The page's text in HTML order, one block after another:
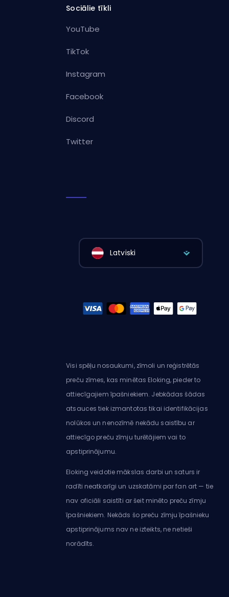
Sociālie tīkli
YouTube
TikTok
Instagram
Facebook
Discord
Twitter
Latviski
Visi spēļu nosaukumi, zīmoli un reģistrētās
preču zīmes, kas minētas Eloking, pieder to
attiecīgajiem īpašniekiem. Jebkādas šādas
atsauces tiek izmantotas tikai identifikācijas
nolūkos un nenozīmē nekādu saistību ar
attiecīgo preču zīmju turētājiem vai to
apstiprinājumu.
Eloking veidotie mākslas darbi un saturs ir
radīti neatkarīgi un uzskatāmi par fan art — tie
nav oficiāli saistīti ar šeit minēto preču zīmju
īpašniekiem. Nekāds šo preču zīmju īpašnieku
apstiprinājums nav ne izteikts, ne netieši
norādīts.